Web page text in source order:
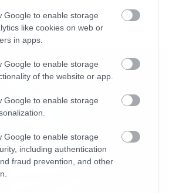
Google to enable storage
like cookies on web or
in apps.
Google to enable storage
of the website or app.
Google to enable storage
Google to enable storage
including authentication
fraud prevention, and other
καταπληκτική; Το μοναδικό
ότι μπορεί να
μην καταλάβει κάποιος ότι
και άντε το πολύ πολύ
μέσα στη βροχή. Και
Κάτι λιγότερο από 40